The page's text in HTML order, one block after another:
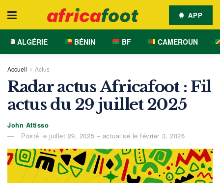
APP
ALGÉRIE BÉNIN BF CAMEROUN
Accueil Actus
Radar actus Africafoot : Fil
actus du 29 juillet 2025
John Attisso
Posté le juillet 29, 2025 – actualisé le février 3, 2026